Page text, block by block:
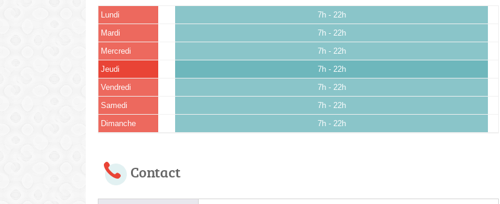
Lundi 7h - 22h
Mardi 7h - 22h
Mercredi 7h - 22h
Jeudi 7h - 22h
Vendredi 7h - 22h
Samedi 7h - 22h
Dimanche 7h - 22h
Contact